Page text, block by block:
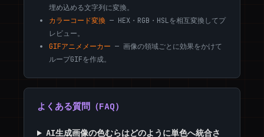
埋め込める文字列に変換。
カラーコード変換 — HEX・RGB・HSLを相互変換してプ
レビュー。
GIFアニメメーカー — 画像の領域ごとに効果をかけて
ループGIFを作成。
よくある質問（FAQ）
AI生成画像の色むらはどのように単色へ統合さ